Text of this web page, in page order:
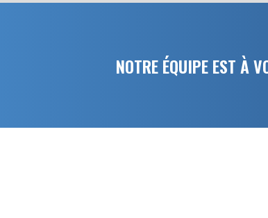
NOTRE ÉQUIPE EST À